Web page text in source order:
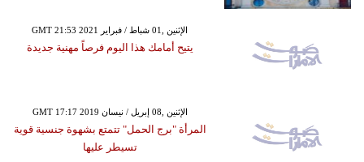
GMT 21:53 2021 الإثنين ,01 شباط / فبراير
يتيح أمامك هذا اليوم فرصاً مهنية جديدة
GMT 17:17 2019 الإثنين ,08 إبريل / نيسان
المرأة "برج الحمل" تتمتع بشهوة جنسية قوية
تسيطر عليها